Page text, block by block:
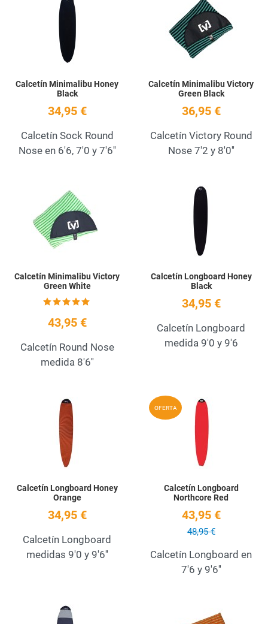
Quick View
Calcetín Minimalibu Honey
Black
34,95 €
Calcetín Sock Round
Nose en 6'6, 7'0 y 7'6''
Calcetín Minimalibu Victory
Green Black
36,95 €
Calcetín Victory Round
Nose 7'2 y 8'0''
Add to Wishlist
Calcetín Minimalibu Victory
Green White
43,95 €
Calcetín Round Nose
medida 8'6''
Calcetín Longboard Honey
Black
34,95 €
Calcetín Longboard
medida 9'0 y 9'6
Add to Wishlist
Calcetín Longboard Honey
Orange
34,95 €
Calcetín Longboard
medidas 9'0 y 9'6''
OFERTA
Calcetín Longboard
Northcore Red
43,95 €
48,95 €
Calcetín Longboard en
7'6 y 9'6''